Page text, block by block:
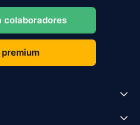
colaboradores